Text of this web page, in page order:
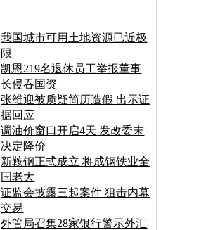
我国城市可用土地资源已近极
限
凯恩219名退休员工举报董事
长侵吞国资
张维迎被质疑简历造假 出示证
据回应
调油价窗口开启4天 发改委未
决定降价
新鞍钢正式成立 将成钢铁业全
国老大
证监会披露三起案件 狙击内幕
交易
外管局召集28家银行警示外汇